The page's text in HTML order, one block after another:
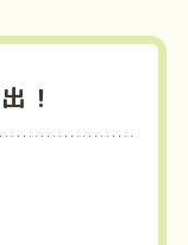
！